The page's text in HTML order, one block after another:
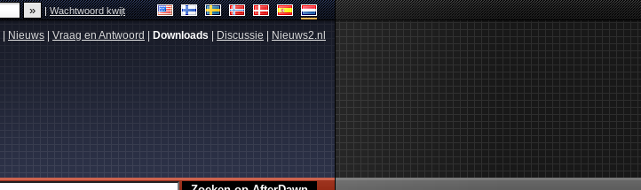
|Wachtwoord kwijt
Nieuws Vraag en Antwoord Downloads Discussie Nieuws2.nl